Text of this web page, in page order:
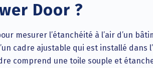
Door ?
mesurer l’étanchéité à l’air d’un
cadre ajustable qui est installé dans
comprend une toile souple et